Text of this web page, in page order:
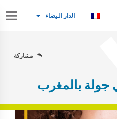
الدار البيضاء
مشاركة
جولة بالمغرب